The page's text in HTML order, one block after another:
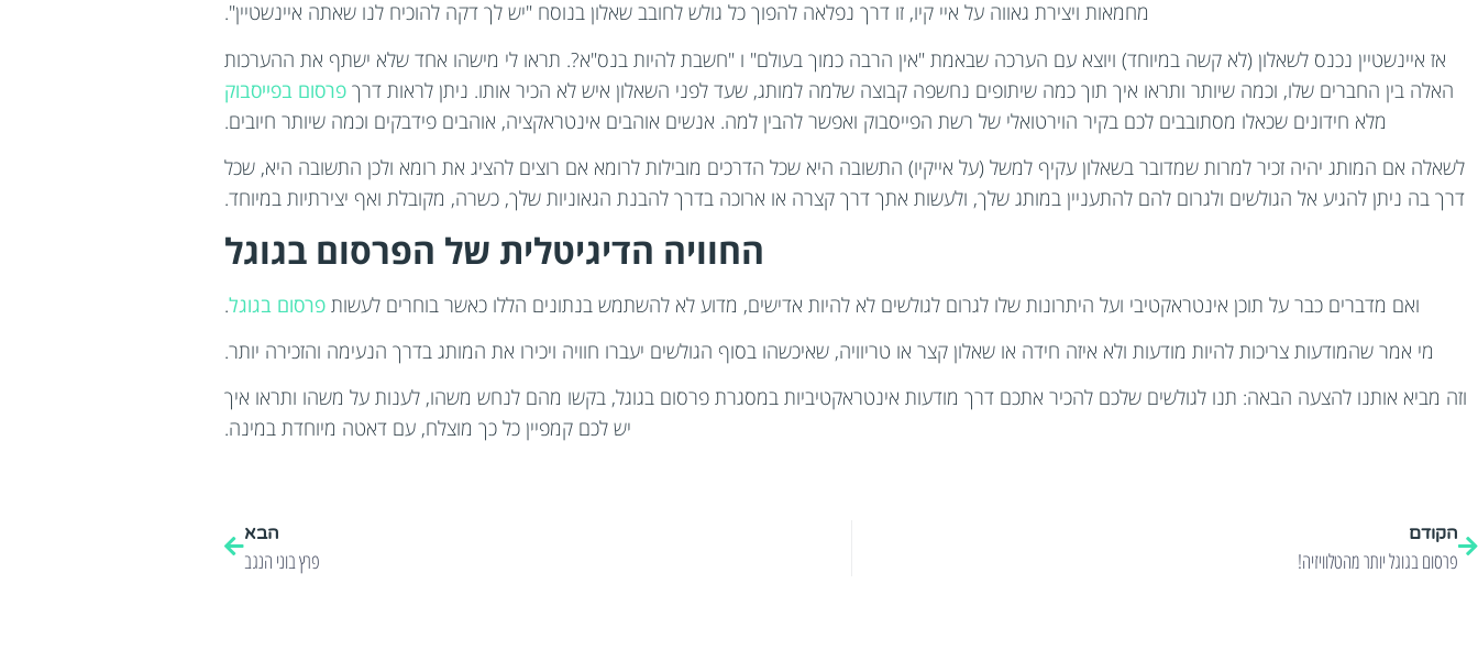
מחמאות ויצירת גאווה על איי קיו, זו דרך נפלאה להפוך כל גולש לחובב שאלון בנוסח "יש לך דקה להוכיח לנו שאתה איינשטיין".
אז איינשטיין נכנס לשאלון (לא קשה במיוחד) ויוצא עם הערכה שבאמת "אין הרבה כמוך בעולם" ו "חשבת להיות בנס"א?. תראו לי מישהו אחד שלא ישתף את ההערכות
האלה בין החברים שלו, וכמה שיותר ותראו איך תוך כמה שיתופים נחשפה קבוצה שלמה למותג, שעד לפני השאלון איש לא הכיר אותו. ניתן לראות דרך פרסום בפייסבוק
מלא חידונים שכאלו מסתובבים לכם בקיר הוירטואלי של רשת הפייסבוק ואפשר להבין למה. אנשים אוהבים אינטראקציה, אוהבים פידבקים וכמה שיותר חיובים.
לשאלה אם המותג יהיה זכיר למרות שמדובר בשאלון עקיף למשל (על אייקיו) התשובה היא שכל הדרכים מובילות לרומא אם רוצים להציג את רומא ולכן התשובה היא, שכל
דרך בה ניתן להגיע אל הגולשים ולגרום להם להתעניין במותג שלך, ולעשות אתך דרך קצרה או ארוכה בדרך להבנת הגאוניות שלך, כשרה, מקובלת ואף יצירתיות במיוחד.
החוויה הדיגיטלית של הפרסום בגוגל
ואם מדברים כבר על תוכן אינטראקטיבי ועל היתרונות שלו לגרום לגולשים לא להיות אדישים, מדוע לא להשתמש בנתונים הללו כאשר בוחרים לעשות פרסום בגוגל.
מי אמר שהמודעות צריכות להיות מודעות ולא איזה חידה או שאלון קצר או טריוויה, שאיכשהו בסוף הגולשים יעברו חוויה ויכירו את המותג בדרך הנעימה והזכירה יותר.
וזה מביא אותנו להצעה הבאה: תנו לגולשים שלכם להכיר אתכם דרך מודעות אינטראקטיביות במסגרת פרסום בגוגל, בקשו מהם לנחש משהו, לענות על משהו ותראו איך
יש לכם קמפיין כל כך מוצלח, עם דאטה מיוחדת במינה.
הקודם
פרסום בגוגל יותר מהטלוויזיה!
הבא
פרץ בוני הנגב